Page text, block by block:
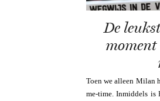
De
moment
Toen we alleen Milan
me-time. Inmiddels is